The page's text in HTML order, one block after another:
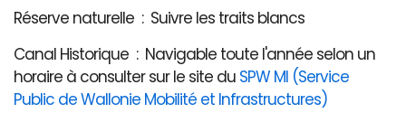
Réserve naturelle : Suivre les traits blancs
Canal Historique : Navigable toute l'année selon un
horaire à consulter sur le site du SPW MI (Service
Public de Wallonie Mobilité et Infrastructures)